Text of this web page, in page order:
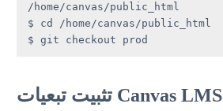
/home/canvas/public_html
$ cd /home/canvas/public_html
$ git checkout prod
تثبيت تبعيات Canvas LMS